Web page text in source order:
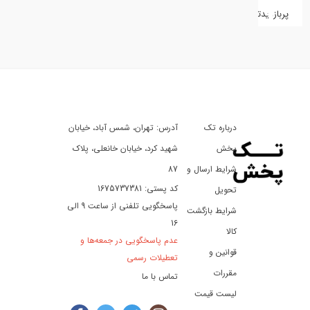
کفش
سفر
تفریح
پربازدیدترین
درباره تک
پخش
شرایط ارسال و
تحویل
شرایط بازگشت
کالا
قوانین و
مقررات
لیست قیمت
آدرس: تهران، شمس آباد، خیابان
شهید کرد، خیابان خانعلی، پلاک
87
کد پستی: 1675737381
پاسخگویی تلفنی از ساعت 9 الی
16
عدم پاسخگویی در جمعه‌ها و
تعطیلات رسمی
تماس با ما